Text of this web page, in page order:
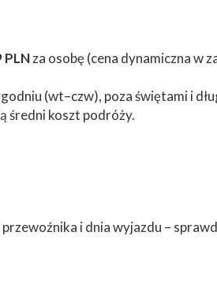
PLNza osobę (cena dynamiczna w
(wt–czw), poza świętami i
średni koszt podróży.
i dnia wyjazdu –